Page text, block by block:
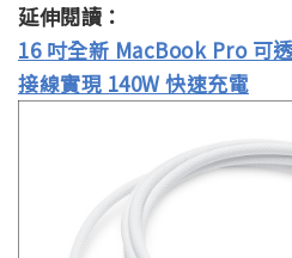
延伸閱讀：
16 吋全新 MacBook Pro 可
接線實現 140W 快速充電